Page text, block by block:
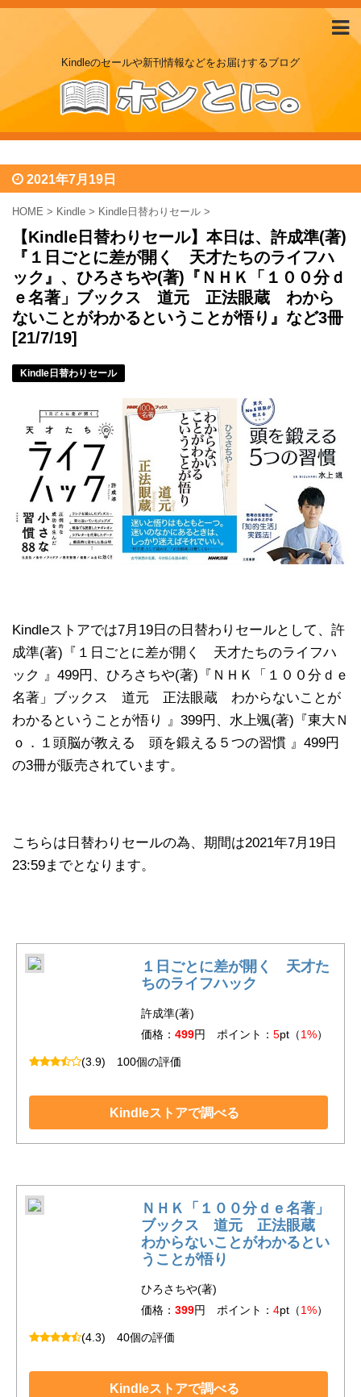
Kindleのセールや新刊情報などをお届けするブログ
2021年7月19日
HOME > Kindle > Kindle日替わりセール >
【Kindle日替わりセール】本日は、許成準(著)
『１日ごとに差が開く 天才たちのライフハ
ック』、ひろさちや(著)『ＮＨＫ「１００分ｄ
ｅ名著」ブックス 道元 正法眼蔵 わから
ないことがわかるということが悟り』など3冊
[21/7/19]
Kindle日替わりセール
Kindleストアでは7月19日の日替わりセールとして、許
成準(著)『１日ごとに差が開く 天才たちのライフハ
ック 』499円、ひろさちや(著)『ＮＨＫ「１００分ｄｅ
名著」ブックス 道元 正法眼蔵 わからないことが
わかるということが悟り 』399円、水上颯(著)『東大Ｎ
ｏ．１頭脳が教える 頭を鍛える５つの習慣 』499円
の3冊が販売されています。
こちらは日替わりセールの為、期間は2021年7月19日
23:59までとなります。
１日ごとに差が開く 天才た
ちのライフハック
許成準(著)
価格： 499円 ポイント： 5pt（1%）
(3.9) 100個の評価
Kindleストアで調べる
ＮＨＫ「１００分ｄｅ名著」
ブックス 道元 正法眼蔵
わからないことがわかるとい
うことが悟り
ひろさちや(著)
価格： 399円 ポイント： 4pt（1%）
(4.3) 40個の評価
Kindleストアで調べる